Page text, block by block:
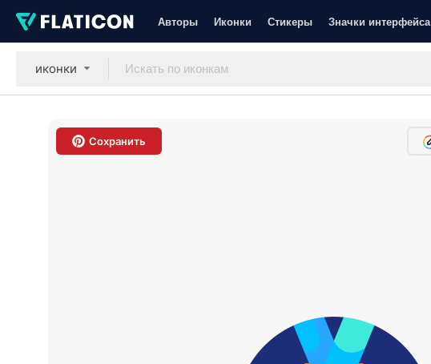
Авторы Иконки Стикеры Значки интерфейса
иконки
Сохранить